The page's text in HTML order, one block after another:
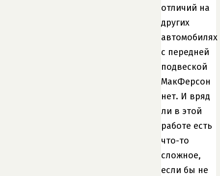
отличий на
других
автомобилях
с передней
подвеской
МакФерсон
нет. И вряд
ли в этой
работе есть
что-то
сложное,
если бы не